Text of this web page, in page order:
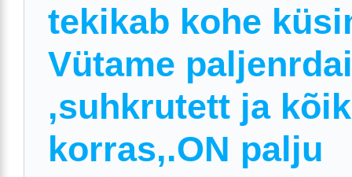
tekikab kohe
Vütame
,suhkrutett ja
korras,.ON palju